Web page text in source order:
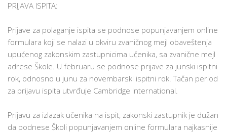
PRIJAVA ISPITA:
Prijave za polaganje ispita se podnose popunjavanjem online
formulara koji se nalazi u okviru zvaničnog mejl obaveštenja
upućenog zakonskim zastupnicima učenika, sa zvanične mejl
adrese Škole. U februaru se podnose prijave za junski ispitni
rok, odnosno u junu za novembarski ispitni rok. Tačan period
za prijavu ispita utvrđuje Cambridge International.
Prijavu za izlazak učenika na ispit, zakonski zastupnik je dužan
da podnese Školi popunjavanjem online formulara najkasnije